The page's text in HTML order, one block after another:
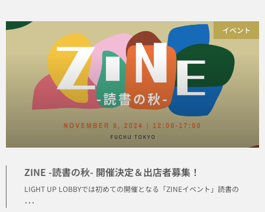
イベント
ZINE -読書の秋- 開催決定＆出店者募集！
LIGHT UP LOBBYでは初めての開催となる「ZINEイベント」読書の
･･･